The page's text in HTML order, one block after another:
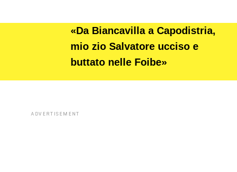
«Da Biancavilla a Capodistria,
mio zio Salvatore ucciso e
buttato nelle Foibe»
ADVERTISEMENT